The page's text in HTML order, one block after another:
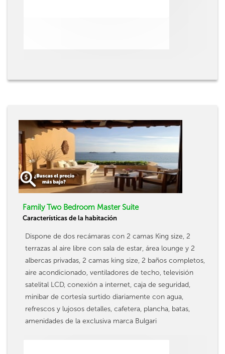
Family Two Bedroom Master Suite
Características de la habitación
Dispone de dos recámaras con 2 camas King size, 2
terrazas al aire libre con sala de estar, área lounge y 2
albercas privadas, 2 camas king size, 2 baños completos,
aire acondicionado, ventiladores de techo, televisión
satelital LCD, conexión a internet, caja de seguridad,
minibar de cortesía surtido diariamente con agua,
refrescos y lujosos detalles, cafetera, plancha, batas,
amenidades de la exclusiva marca Bulgari